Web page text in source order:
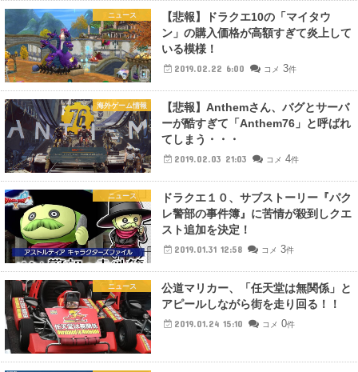
ニュース
【悲報】ドラクエ10の「マイタウ
ン」の購入価格が高額すぎて炎上して
いる模様！
2019.02.22 6:00 コメ 3件
海外ゲーム情報
【悲報】Anthemさん、バグとサーバ
ーが酷すぎて「Anthem76」と呼ばれ
てしまう・・・
2019.02.03 21:03 コメ 4件
ニュース
ドラクエ１０、サブストーリー『パク
レ警部の事件簿』に苦情が殺到しクエ
スト追加を決定！
2019.01.31 12:58 コメ 3件
ニュース
公道マリカー、「任天堂は無関係」と
アピールしながら街を走り回る！！
2019.01.24 15:10 コメ 0件